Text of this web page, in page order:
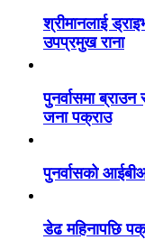
श्रीमानलाई
उपप्रमुख राना
पुनर्वासमा
जना पक्राउ
पुनर्वासको
डेढ महिनापछि